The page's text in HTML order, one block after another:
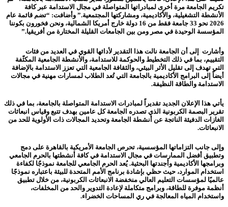
تكريم الجامعة مرة أخرى لمبادراتها المتواصلة في مجال الاستدامة عبر كافة
الأنشطة التشغيلية، والأكاديمية، ومشاركتها المجتمعية.” وأضافت: “تضم قائمة عام
2026 نحو 33 جامعة فقط من 16 دولة خارج أمريكا الشمالية، ونحن فخورون بكوننا
المؤسسة الوحيدة في مصر ومن بين الجامعات القليلة المختارة من أفريقيا.”
وأشارت إلى أن الجامعة نالت هذا التقدير لأدائها القوي في العديد من فئات
التقييم، بما في ذلك التخطيط والحوكمة للاستدامة، والأنشطة الجامعية المكثّفة
التي تهدف إلى تقليل الأثر البيئي، والثقافة الجامعية التي تعزز الاستدامة بالإضافة
أيضاً إلى البرامج الأكاديمية بالجامعة التي تُعد الطلاب لمسارات مهنية في مجالات
الاستدامة والطاقة النظيفة.
يأتي هذا الإعلان الجديد تقديراً لمبادرات الاستدامة المتواصلة بالجامعة، بما في ذلك
تقرير البصمة الكربونية الذي تصدره الجامعة كل عامين بهدف تتبع وقياس انبعاثات
الغازات الدفيئة الناتجة عن أنشطة الجامعة وتحديد المجالات ذات الأولوية للحد من
الانبعاثات.
وإلى جانب التزاماتها المؤسسية، تحرص الجامعة الأمريكية بالقاهرة على دمج
وتطبيق أفضل الممارسات في مجال الاستدامة في كافة أنشطتها بالحرم الجامعي
وبرامجها الأكاديمية وأجندتها البحثية. يُعد الحرم الجامعي للجامعة نموذجًا لكفاءة
استخدام الموارد، حيث حظي بإشادة برنامج الأمم المتحدة للبيئة باعتباره نموذجًا
عالميًا لمؤسسات التعليم العالي منخفضة الانبعاثات الكربونية، من خلال تطبيق
أنظمة موفرة للطاقة، وبرامج متكاملة لإعادة التدوير والحد من المخلفات،
واستخدام المياه المعالجة في ري المساحات الخضراء.